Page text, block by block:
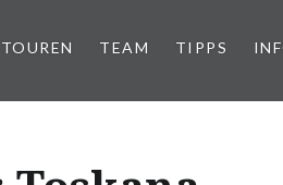
TOUREN TEAM TIPPS